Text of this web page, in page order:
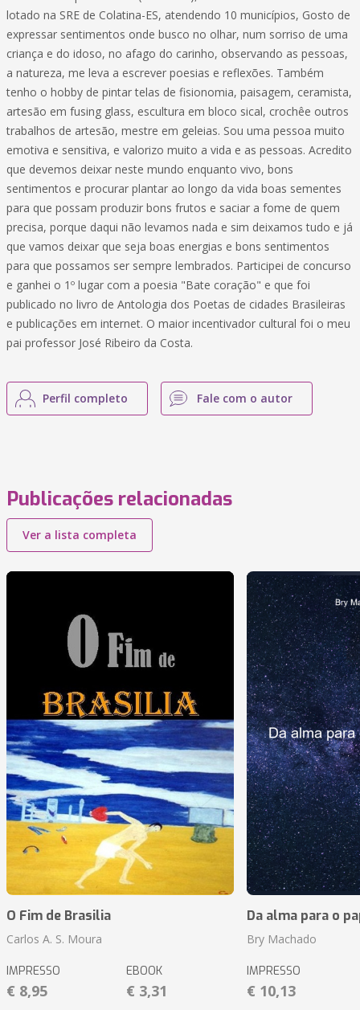
lotado na SRE de Colatina-ES, atendendo 10 municípios, Gosto de
expressar sentimentos onde busco no olhar, num sorriso de uma
criança e do idoso, no afago do carinho, observando as pessoas,
a natureza, me leva a escrever poesias e reflexões. Também
tenho o hobby de pintar telas de fisionomia, paisagem, ceramista,
artesão em fusing glass, escultura em bloco sical, crochêe outros
trabalhos de artesão, mestre em geleias. Sou uma pessoa muito
emotiva e sensitiva, e valorizo muito a vida e as pessoas. Acredito
que devemos deixar neste mundo enquanto vivo, bons
sentimentos e procurar plantar ao longo da vida boas sementes
para que possam produzir bons frutos e saciar a fome de quem
precisa, porque daqui não levamos nada e sim deixamos tudo e já
que vamos deixar que seja boas energias e bons sentimentos
para que possamos ser sempre lembrados. Participei de concurso
e ganhei o 1º lugar com a poesia "Bate coração" e que foi
publicado no livro de Antologia dos Poetas de cidades Brasileiras
e publicações em internet. O maior incentivador cultural foi o meu
pai professor José Ribeiro da Costa.
Perfil completo Fale com o autor
Publicações relacionadas
Ver a lista completa
O Fim de Brasilia
Carlos A. S. Moura
IMPRESSO
€ 8,95
EBOOK
€ 3,31
Da alma para o
Bry Machado
IMPRESSO
€ 10,13